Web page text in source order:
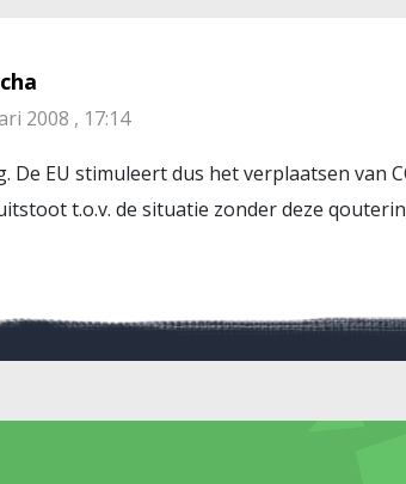
2008 , 17:14
De EU stimuleert dus het verplaatsen
t.o.v. de situatie zonder deze